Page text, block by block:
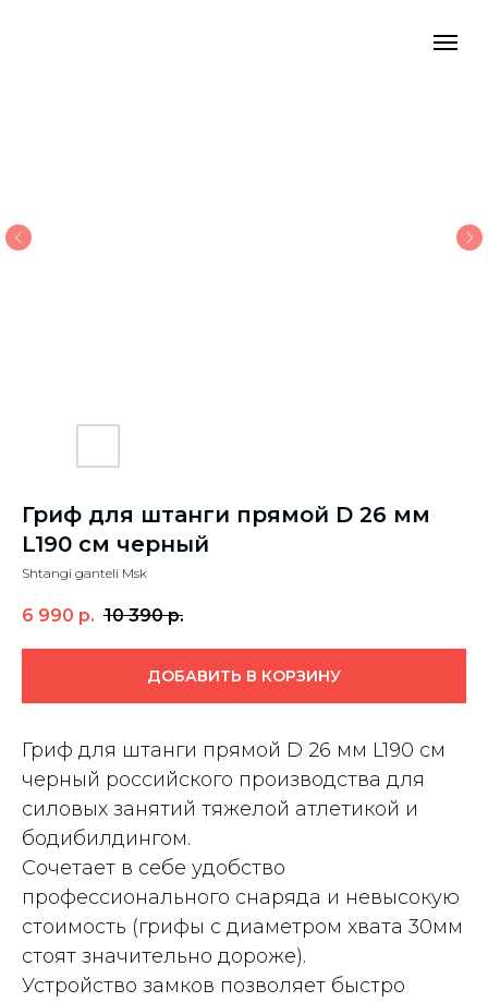
Гриф для штанги прямой D 26 мм
L190 см черный
Shtangi ganteli Msk
6 990 р. 10 390 р.
ДОБАВИТЬ В КОРЗИНУ
Гриф для штанги прямой D 26 мм L190 см
черный российского производства для
силовых занятий тяжелой атлетикой и
бодибилдингом.
Сочетает в себе удобство
профессионального снаряда и невысокую
стоимость (грифы с диаметром хвата 30мм
стоят значительно дороже).
Устройство замков позволяет быстро